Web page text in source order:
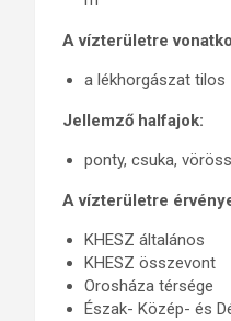
A vízterületre
a lékhorgászat tilos
Jellemző halfajok:
ponty, csuka,
A vízterületre
KHESZ általános
KHESZ összevont
Orosháza térsége
Észak- Közép- és